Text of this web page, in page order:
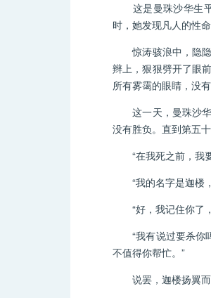
这是曼珠沙华生平
时，她发现凡人的性
惊涛骇浪中，隐隐
辫上，狠狠劈开了眼
所有雾霭的眼睛，没
这一天，曼珠沙华
没有胜负。直到第五
“在我死之前，我要
“我的名字是迦楼，
“好，我记住你了，
“我有说过要杀你吗
不值得你帮忙。”
说罢，迦楼扬翼而